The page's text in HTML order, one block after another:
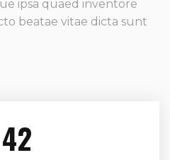
ipsa quaed inventore
beatae vitae dicta sunt